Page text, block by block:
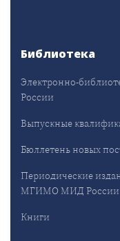
Библиотека
Электронно-
России
Выпускные
Бюллетень новых
Периодические
МГИМО МИД России
Книги